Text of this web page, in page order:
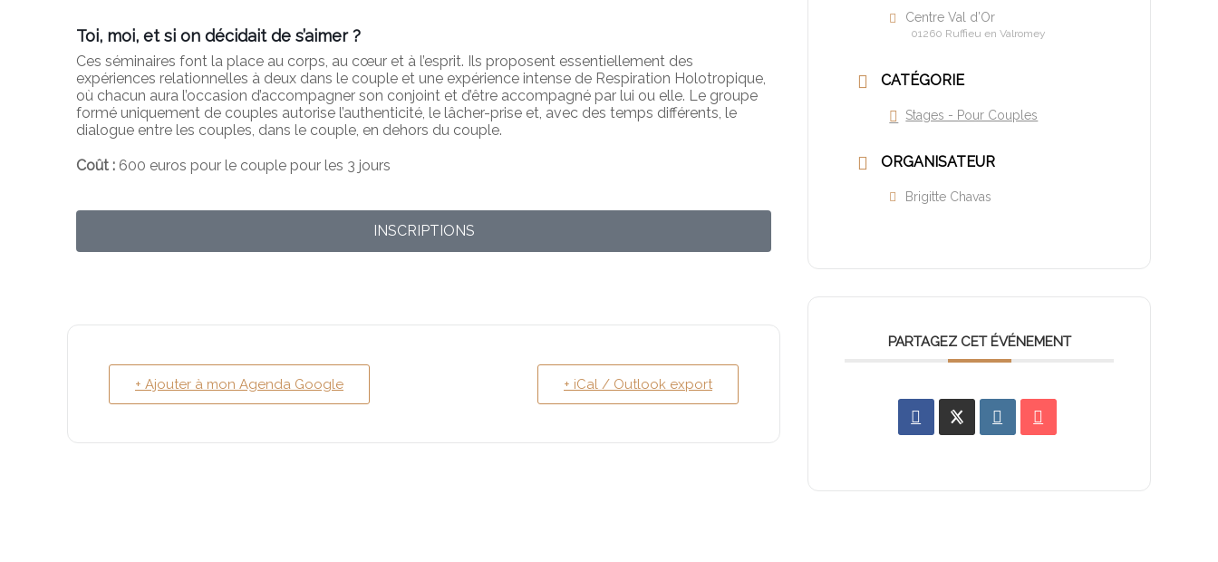
Toi, moi, et si on décidait de s’aimer ?
Ces séminaires font la place au corps, au cœur et à l’esprit. Ils proposent essentiellement des
expériences relationnelles à deux dans le couple et une expérience intense de Respiration Holotropique,
où chacun aura l’occasion d’accompagner son conjoint et d’être accompagné par lui ou elle. Le groupe
formé uniquement de couples autorise l’authenticité, le lâcher-prise et, avec des temps différents, le
dialogue entre les couples, dans le couple, en dehors du couple.
Coût : 600 euros pour le couple pour les 3 jours
INSCRIPTIONS
+ Ajouter à mon Agenda Google + iCal / Outlook export
Centre Val d’Or
01260 Ruffieu en Valromey
CATÉGORIE
Stages - Pour Couples
ORGANISATEUR
Brigitte Chavas
PARTAGEZ CET ÉVÉNEMENT